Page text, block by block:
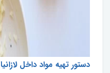
دستور تهیه مواد داخل لازانیا